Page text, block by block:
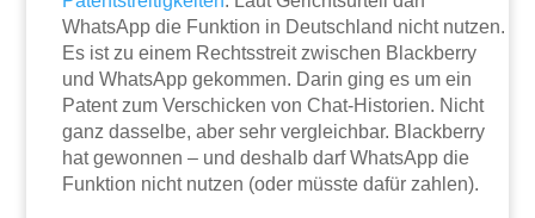
WhatsApp die Funktion in Deutschland nicht nutzen.
Es ist zu einem Rechtsstreit zwischen Blackberry
und WhatsApp gekommen. Darin ging es um ein
Patent zum Verschicken von Chat-Historien. Nicht
ganz dasselbe, aber sehr vergleichbar. Blackberry
hat gewonnen – und deshalb darf WhatsApp die
Funktion nicht nutzen (oder müsste dafür zahlen).